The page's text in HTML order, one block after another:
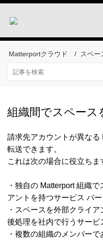
Matterportクラウド スペー
組織間でスペース
請求先アカウントが異なる
転送できます。
これは次の場合に役立ちま
・独自の Matterport 組織
アントを持つサービス パー
・スペースを外部クライ
後処理を社内で行うサービ
・複数の組織のメンバー